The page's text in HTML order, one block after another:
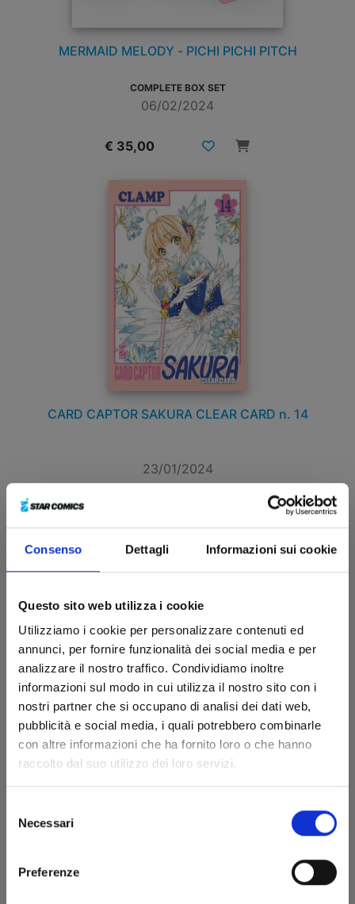
Consenso Dettagli Informazioni sui cookie
Questo sito web utilizza i cookie
Utilizziamo i cookie per personalizzare contenuti ed
annunci, per fornire funzionalità dei social media e per
analizzare il nostro traffico. Condividiamo inoltre
informazioni sul modo in cui utilizza il nostro sito con i
nostri partner che si occupano di analisi dei dati web,
pubblicità e social media, i quali potrebbero combinarle
con altre informazioni che ha fornito loro o che hanno
raccolto dal suo utilizzo dei loro servizi.
delNecessari
Preferenze
MERMAID MELODY - PICHI PICHI PITCH
COMPLETE BOX SET
06/02/2024
€ 35,00
CARD CAPTOR SAKURA CLEAR CARD n. 14
23/01/2024